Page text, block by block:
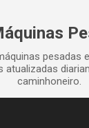
pesadas
atualizadas
caminhoneiro.